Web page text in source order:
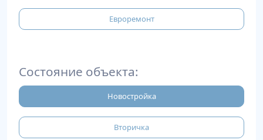
Евроремонт
Состояние объекта:
Новостройка
Вторичка